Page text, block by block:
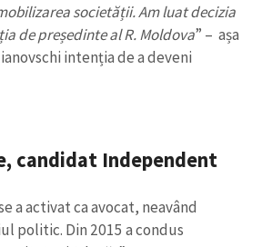
societății. Am luat decizia
de președinte al R. Moldova” – așa
intenția de a deveni
, candidat Independent
a activat ca avocat, neavând
politic. Din 2015 a condus